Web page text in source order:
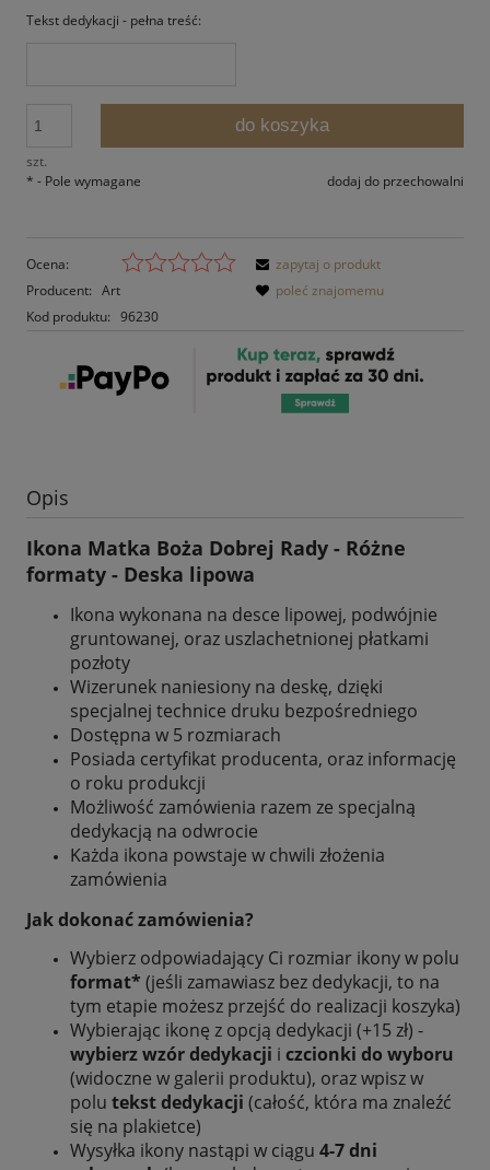
Tekst dedykacji - pełna treść:
szt.
do koszyka
dodaj do przechowalni
* - Pole wymagane
Ocena:
Producent: Art
Kod produktu: 96230
zapytaj o produkt
poleć znajomemu
Opis
Ikona Matka Boża Dobrej Rady - Różne
formaty - Deska lipowa
Ikona wykonana na desce lipowej, podwójnie
gruntowanej, oraz uszlachetnionej płatkami
pozłoty
Wizerunek naniesiony na deskę, dzięki
specjalnej technice druku bezpośredniego
Dostępna w 5 rozmiarach
Posiada certyfikat producenta, oraz informację
o roku produkcji
Możliwość zamówienia razem ze specjalną
dedykacją na odwrocie
Każda ikona powstaje w chwili złożenia
zamówienia
Jak dokonać zamówienia?
Wybierz odpowiadający Ci rozmiar ikony w polu
format* (jeśli zamawiasz bez dedykacji, to na
tym etapie możesz przejść do realizacji koszyka)
Wybierając ikonę z opcją dedykacji (+15 zł) -
wybierz wzór dedykacji i czcionki do wyboru
(widoczne w galerii produktu), oraz wpisz w
polu tekst dedykacji (całość, która ma znaleźć
się na plakietce)
Wysyłka ikony nastąpi w ciągu 4-7 dni